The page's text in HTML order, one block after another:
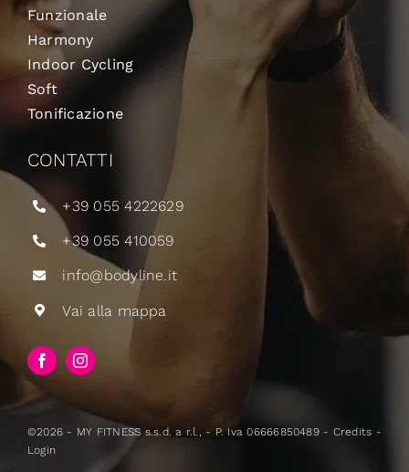
Funzionale
Harmony
Indoor Cycling
Soft
Tonificazione
CONTATTI
+39 055 4222629
+39 055 410059
info@bodyline.it
Vai alla mappa
©2026 - MY FITNESS s.s.d. a r.l., - P. Iva 06666850489 - Credits -
Login